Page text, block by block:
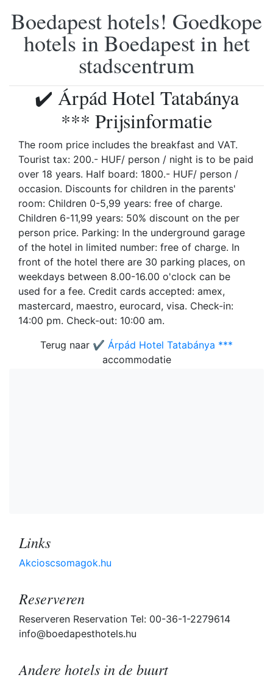
Boedapest hotels! Goedkope
hotels in Boedapest in het
stadscentrum
✔️ Árpád Hotel Tatabánya
*** Prijsinformatie
The room price includes the breakfast and VAT.
Tourist tax: 200.- HUF/ person / night is to be paid
over 18 years. Half board: 1800.- HUF/ person /
occasion. Discounts for children in the parents'
room: Children 0-5,99 years: free of charge.
Children 6-11,99 years: 50% discount on the per
person price. Parking: In the underground garage
of the hotel in limited number: free of charge. In
front of the hotel there are 30 parking places, on
weekdays between 8.00-16.00 o'clock can be
used for a fee. Credit cards accepted: amex,
mastercard, maestro, eurocard, visa. Check-in:
14:00 pm. Check-out: 10:00 am.
Terug naar ✔️ Árpád Hotel Tatabánya ***
accommodatie
Links
Akcioscsomagok.hu
Reserveren
Reserveren Reservation Tel: 00-36-1-2279614
info@boedapesthotels.hu
Andere hotels in de buurt